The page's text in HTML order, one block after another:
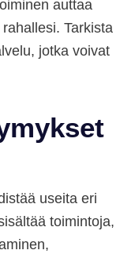
auttaa
Tarkista
jotka voivat
useita eri
toimintoja,